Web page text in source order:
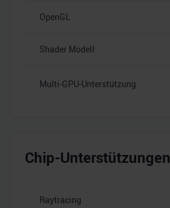
OpenGL
Shader Modell
Multi-GPU-Unterstützung
Chip-Unterstützungen
Raytracing